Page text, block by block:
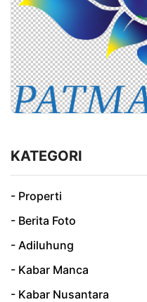
KATEGORI
- Properti
- Berita Foto
- Adiluhung
- Kabar Manca
- Kabar Nusantara